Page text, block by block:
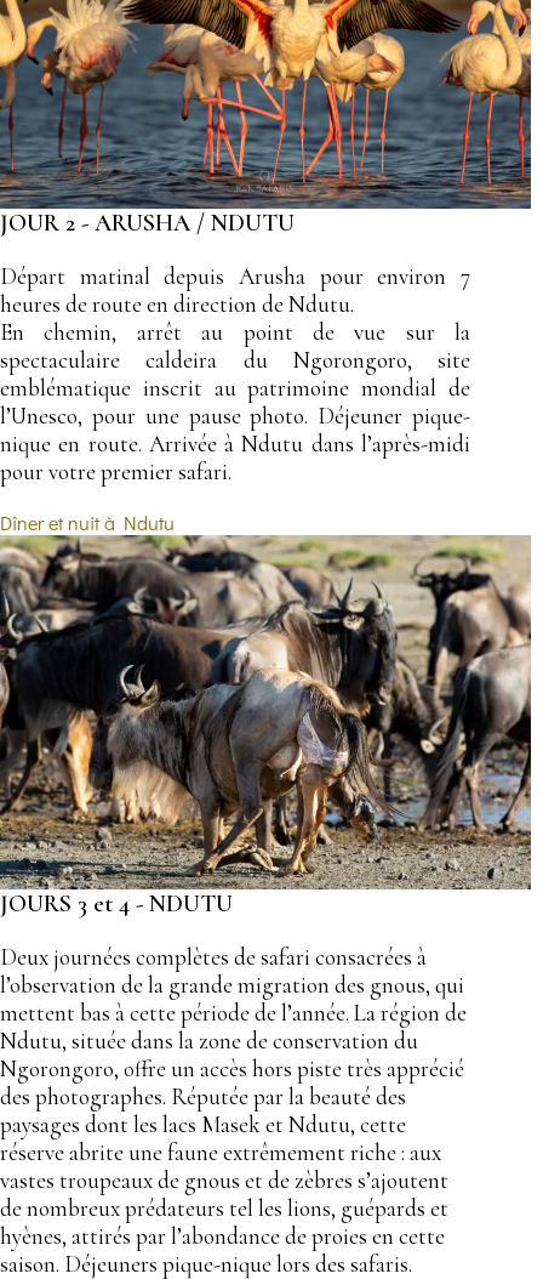
JOUR 2 - ARUSHA / NDUTU
Départ matinal depuis Arusha pour environ 7
heures de route en direction de Ndutu.
En chemin, arrêt au point de vue sur la
spectaculaire caldeira du Ngorongoro, site
emblématique inscrit au patrimoine mondial de
l’Unesco, pour une pause photo. Déjeuner pique-
nique en route. Arrivée à Ndutu dans l’après-midi
pour votre premier safari.
Dîner et nuit à Ndutu
JOURS 3 et 4 - NDUTU
Deux journées complètes de safari consacrées à
l’observation de la grande migration des gnous, qui
mettent bas à cette période de l’année. La région de
Ndutu, située dans la zone de conservation du
Ngorongoro, offre un accès hors piste très apprécié
des photographes. Réputée par la beauté des
paysages dont les lacs Masek et Ndutu, cette
réserve abrite une faune extrêmement riche : aux
vastes troupeaux de gnous et de zèbres s’ajoutent
de nombreux prédateurs tel les lions, guépards et
hyènes, attirés par l’abondance de proies en cette
saison. Déjeuners pique-nique lors des safaris.